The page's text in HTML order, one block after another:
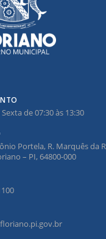
de 07:30 às 13:30
Portela, R. Marquês da
– PI, 64800-000